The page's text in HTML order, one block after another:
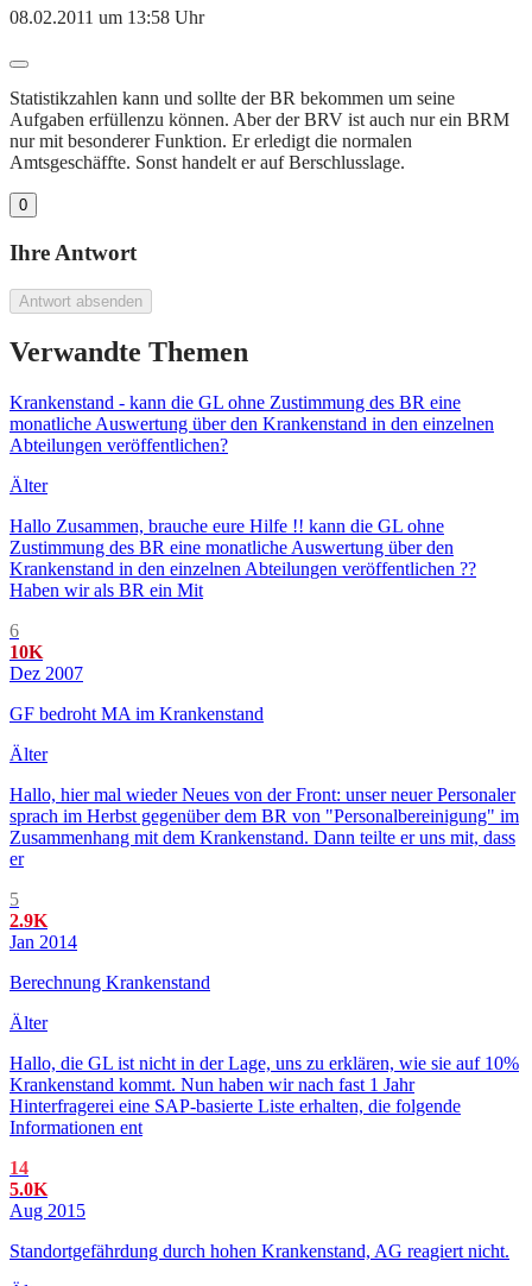
08.02.2011 um 13:58 Uhr
Statistikzahlen kann und sollte der BR bekommen um seine
Aufgaben erfüllenzu können. Aber der BRV ist auch nur ein BRM
nur mit besonderer Funktion. Er erledigt die normalen
Amtsgeschäffte. Sonst handelt er auf Berschlusslage.
0
Ihre Antwort
Antwort absenden
Verwandte Themen
Krankenstand - kann die GL ohne Zustimmung des BR eine
monatliche Auswertung über den Krankenstand in den einzelnen
Abteilungen veröffentlichen?
Älter
Hallo Zusammen, brauche eure Hilfe !! kann die GL ohne
Zustimmung des BR eine monatliche Auswertung über den
Krankenstand in den einzelnen Abteilungen veröffentlichen ??
Haben wir als BR ein Mit
6
10K
Dez 2007
GF bedroht MA im Krankenstand
Älter
Hallo, hier mal wieder Neues von der Front: unser neuer Personaler
sprach im Herbst gegenüber dem BR von "Personalbereinigung" im
Zusammenhang mit dem Krankenstand. Dann teilte er uns mit, dass
er
5
2.9K
Jan 2014
Berechnung Krankenstand
Älter
Hallo, die GL ist nicht in der Lage, uns zu erklären, wie sie auf 10%
Krankenstand kommt. Nun haben wir nach fast 1 Jahr
Hinterfragerei eine SAP-basierte Liste erhalten, die folgende
Informationen ent
14
5.0K
Aug 2015
Standortgefährdung durch hohen Krankenstand, AG reagiert nicht.